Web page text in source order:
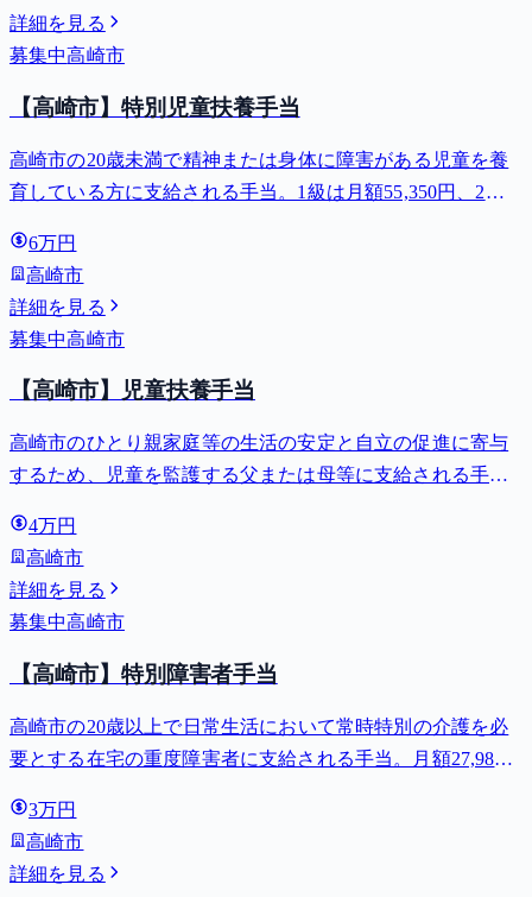
詳細を見る
募集中高崎市
【高崎市】特別児童扶養手当
高崎市の20歳未満で精神または身体に障害がある児童を養
育している方に支給される手当。1級は月額55,350円、2級
6万円
高崎市
詳細を見る
募集中高崎市
【高崎市】児童扶養手当
高崎市のひとり親家庭等の生活の安定と自立の促進に寄与
するため、児童を監護する父または母等に支給される手
4万円
高崎市
詳細を見る
募集中高崎市
【高崎市】特別障害者手当
高崎市の20歳以上で日常生活において常時特別の介護を必
要とする在宅の重度障害者に支給される手当。月額27,980
3万円
高崎市
詳細を見る